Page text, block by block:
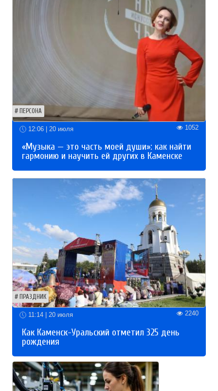
ПЕРСОНА
12:06 | 20 июля 1052
«Музыка — это часть моей души»: как найти
гармонию и научить ей других в Каменске
ПРАЗДНИК
11:14 | 20 июля 2240
Как Каменск-Уральский отметил 325 день
рождения